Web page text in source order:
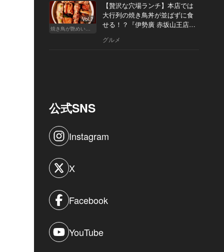
Vol.7
焼き鳥が艶めいてきた
【贅沢な穴場ランチ】本店では
大行列の焼き鳥丼が並ばずに食
せる！？『伊勢廣 赤坂山王店』
グルメ
公式SNS
Instagram
X
Facebook
YouTube